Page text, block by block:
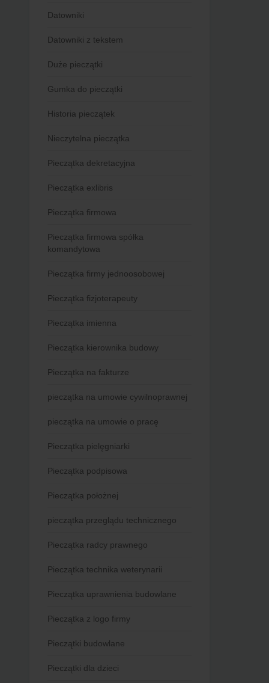
Datowniki
Datowniki z tekstem
Duże pieczątki
Gumka do pieczątki
Historia pieczątek
Nieczytelna pieczątka
Pieczątka dekretacyjna
Pieczątka exlibris
Pieczątka firmowa
Pieczątka firmowa spółka
komandytowa
Pieczątka firmy jednoosobowej
Pieczątka fizjoterapeuty
Pieczątka imienna
Pieczątka kierownika budowy
Pieczątka na fakturze
pieczątka na umowie cywilnoprawnej
pieczątka na umowie o pracę
Pieczątka pielęgniarki
Pieczątka podpisowa
Pieczątka położnej
pieczątka przeglądu technicznego
Pieczątka radcy prawnego
Pieczątka technika weterynarii
Pieczątka uprawnienia budowlane
Pieczątka z logo firmy
Pieczątki budowlane
Pieczątki dla dzieci